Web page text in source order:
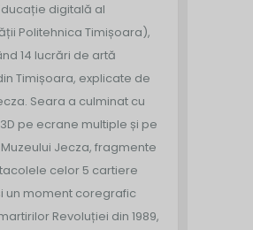
digitală al
Politehnica Timișoara),
14 lucrări de artă
Timișoara, explicate de
Seara a culminat cu
pe ecrane multiple și pe
Jecza, fragmente
celor 5 cartiere
un moment coregrafic
Revoluției din 1989,